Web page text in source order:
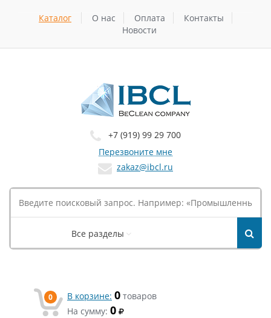
Каталог О нас Оплата
Контакты
Новости
+7 (919) 99 29 700
Перезвоните мне
zakaz@ibcl.ru
Все разделы
0 В корзине: 0 товаров
На сумму: 0